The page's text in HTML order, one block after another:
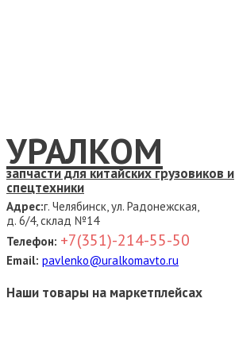
УРАЛКОМ
запчасти для китайских грузовиков и
спецтехники
Адрес:г. Челябинск, ул. Радонежская,
д. 6/4, склад №14
Телефон: +7(351)-214-55-50
Email: pavlenko@uralkomavto.ru
Наши товары на маркетплейсах